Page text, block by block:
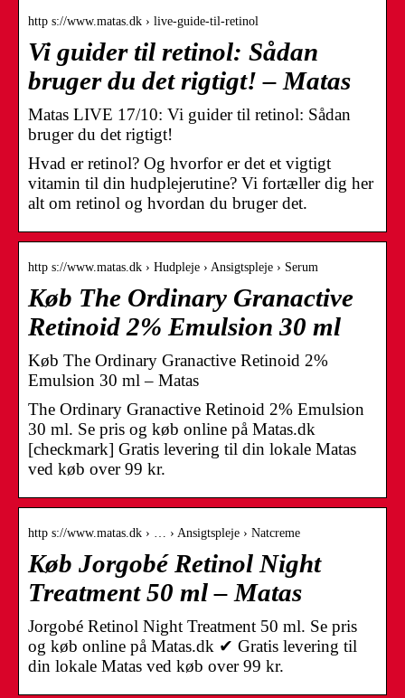
http s://www.matas.dk › live-guide-til-retinol
Vi guider til retinol: Sådan
bruger du det rigtigt! – Matas
Matas LIVE 17/10: Vi guider til retinol: Sådan
bruger du det rigtigt!
Hvad er retinol? Og hvorfor er det et vigtigt
vitamin til din hudplejerutine? Vi fortæller dig her
alt om retinol og hvordan du bruger det.
http s://www.matas.dk › Hudpleje › Ansigtspleje › Serum
Køb The Ordinary Granactive
Retinoid 2% Emulsion 30 ml
Køb The Ordinary Granactive Retinoid 2%
Emulsion 30 ml – Matas
The Ordinary Granactive Retinoid 2% Emulsion
30 ml. Se pris og køb online på Matas.dk
[checkmark] Gratis levering til din lokale Matas
ved køb over 99 kr.
http s://www.matas.dk › … › Ansigtspleje › Natcreme
Køb Jorgobé Retinol Night
Treatment 50 ml – Matas
Jorgobé Retinol Night Treatment 50 ml. Se pris
og køb online på Matas.dk ✔ Gratis levering til
din lokale Matas ved køb over 99 kr.